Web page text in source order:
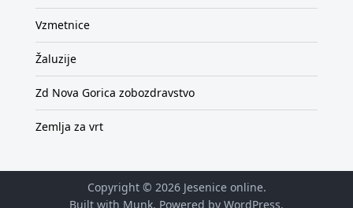
Vzmetnice
Žaluzije
Zd Nova Gorica zobozdravstvo
Zemlja za vrt
Copyright © 2026 Jesenice online.
Built with Munk. Powered by WordPress.